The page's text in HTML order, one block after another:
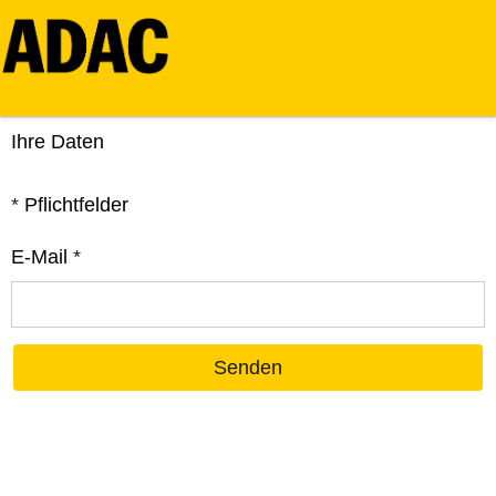
Ihre Daten
* Pflichtfelder
E-Mail *
Senden